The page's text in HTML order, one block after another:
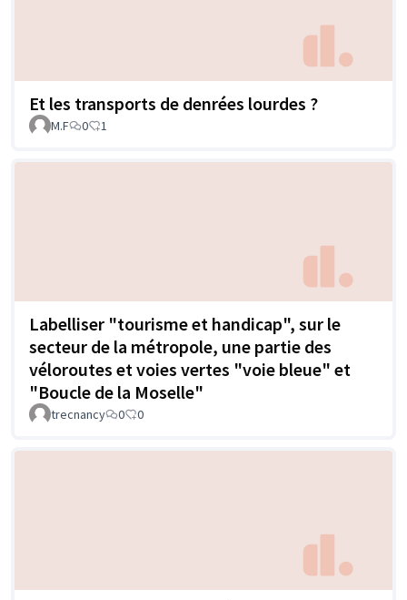
Et les transports de denrées lourdes ?
M.F 0 1
Labelliser "tourisme et handicap", sur le
secteur de la métropole, une partie des
véloroutes et voies vertes "voie bleue" et
"Boucle de la Moselle"
trecnancy 0 0